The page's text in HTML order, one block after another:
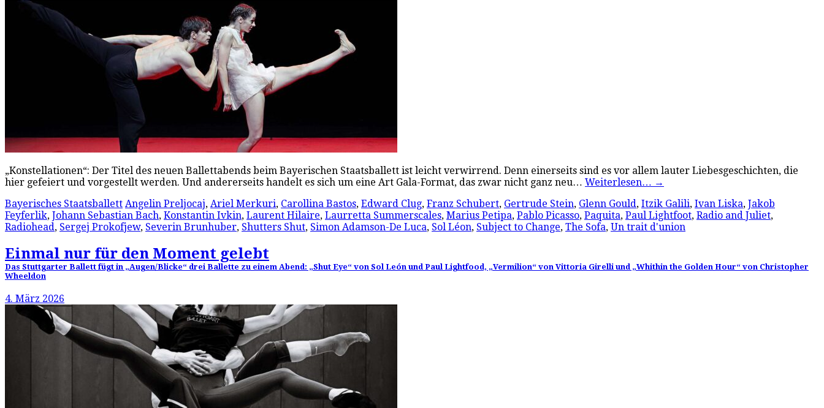
„Konstellationen“: Der Titel des neuen Ballettabends beim Bayerischen Staatsballett ist leicht verwirrend. Denn einerseits sind es vor allem lauter Liebesgeschichten, die
hier gefeiert und vorgestellt werden. Und andererseits handelt es sich um eine Art Gala-Format, das zwar nicht ganz neu… Weiterlesen… →
Bayerisches Staatsballett Angelin Preljocaj, Ariel Merkuri, Carollina Bastos, Edward Clug, Franz Schubert, Gertrude Stein, Glenn Gould, Itzik Galili, Ivan Liska, Jakob
Feyferlik, Johann Sebastian Bach, Konstantin Ivkin, Laurent Hilaire, Laurretta Summerscales, Marius Petipa, Pablo Picasso, Paquita, Paul Lightfoot, Radio and Juliet,
Radiohead, Sergej Prokofjew, Severin Brunhuber, Shutters Shut, Simon Adamson-De Luca, Sol Léon, Subject to Change, The Sofa, Un trait d'union
Einmal nur für den Moment gelebt
Das Stuttgarter Ballett fügt in „Augen/Blicke“ drei Ballette zu einem Abend: „Shut Eye“ von Sol León und Paul Lightfood, „Vermilion“ von Vittoria Girelli und „Whithin the Golden Hour“ von Christopher
Wheeldon
4. März 2026